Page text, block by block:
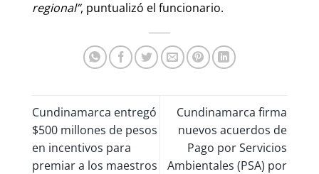
regional”, puntualizó el funcionario.
Cundinamarca entregó
$500 millones de pesos
en incentivos para
premiar a los maestros
Cundinamarca firma
nuevos acuerdos de
Pago por Servicios
Ambientales (PSA) por